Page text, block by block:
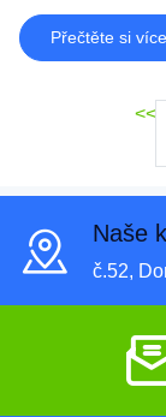
Přečtěte si více
<<
Naše
č.52,